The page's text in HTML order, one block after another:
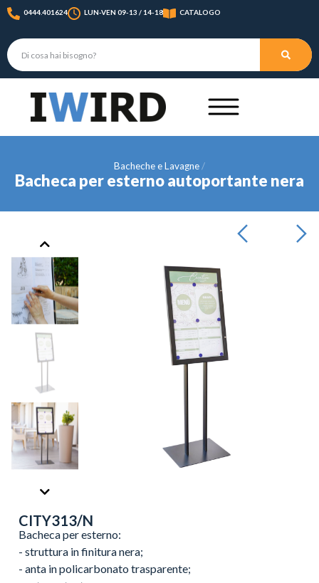
0444.401624 LUN-VEN 09-13 / 14-18 CATALOGO
Bacheche e Lavagne
Bacheca per esterno autoportante nera
CITY313/N
Bacheca per esterno:
- struttura in finitura nera;
- anta in policarbonato trasparente;